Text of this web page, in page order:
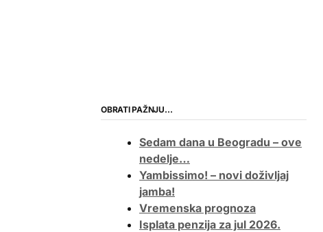
OBRATI PAŽNJU…
Sedam dana u Beogradu – ove
nedelje…
Yambissimo! – novi doživljaj
jamba!
Vremenska prognoza
Isplata penzija za jul 2026.